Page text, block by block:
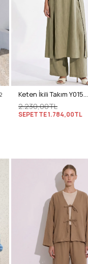
Keten İkili Takım Y0155 - AÇIK HAKİ
2.230,00TL
SEPETTE1.784,00TL